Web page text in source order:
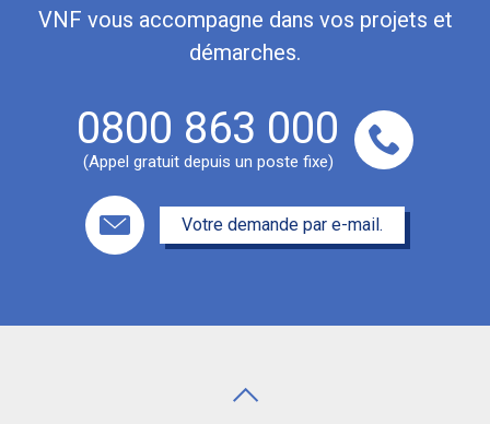
VNF vous accompagne dans vos projets et
démarches.
0800 863 000
(Appel gratuit depuis un poste fixe)
Votre demande par e-mail.